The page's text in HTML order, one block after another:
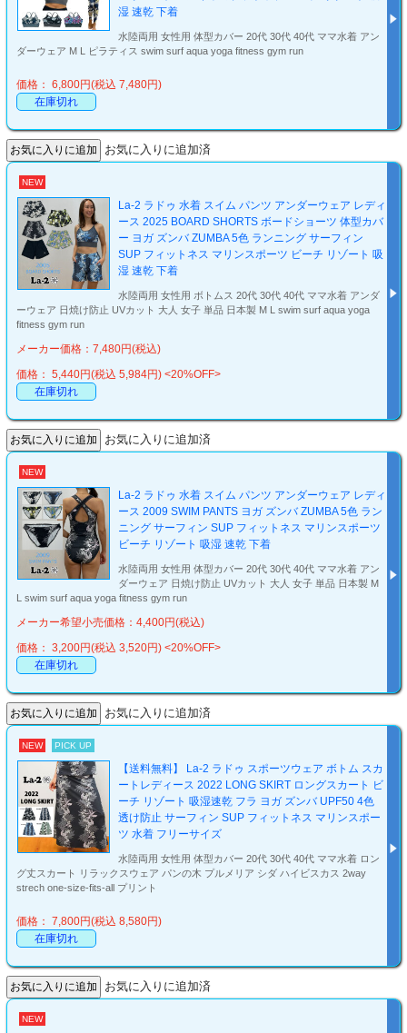
湿 速乾 下着
水陸両用 女性用 体型カバー 20代 30代 40代 ママ水着 アン
ダーウェア M L ピラティス swim surf aqua yoga fitness gym run
価格： 6,800円(税込 7,480円)
在庫切れ
お気に入りに追加済
NEW
La-2 ラドゥ 水着 スイム パンツ アンダーウェア レディ
ース 2025 BOARD SHORTS ボードショーツ 体型カバ
ー ヨガ ズンバ ZUMBA 5色 ランニング サーフィン
SUP フィットネス マリンスポーツ ビーチ リゾート 吸
湿 速乾 下着
水陸両用 女性用 ボトムス 20代 30代 40代 ママ水着 アンダ
ーウェア 日焼け防止 UVカット 大人 女子 単品 日本製 M L swim surf aqua yoga
fitness gym run
メーカー価格：7,480円(税込)
価格： 5,440円(税込 5,984円) <20%OFF>
在庫切れ
お気に入りに追加済
NEW
La-2 ラドゥ 水着 スイム パンツ アンダーウェア レディ
ース 2009 SWIM PANTS ヨガ ズンバ ZUMBA 5色 ラン
ニング サーフィン SUP フィットネス マリンスポーツ
ビーチ リゾート 吸湿 速乾 下着
水陸両用 女性用 体型カバー 20代 30代 40代 ママ水着 アン
ダーウェア 日焼け防止 UVカット 大人 女子 単品 日本製 M
L swim surf aqua yoga fitness gym run
メーカー希望小売価格：4,400円(税込)
価格： 3,200円(税込 3,520円) <20%OFF>
在庫切れ
お気に入りに追加済
NEW PICK UP
【送料無料】 La-2 ラドゥ スポーツウェア ボトム スカ
ートレディース 2022 LONG SKIRT ロングスカート ビ
ーチ リゾート 吸湿速乾 フラ ヨガ ズンバ UPF50 4色
透け防止 サーフィン SUP フィットネス マリンスポー
ツ 水着 フリーサイズ
水陸両用 女性用 体型カバー 20代 30代 40代 ママ水着 ロン
グ丈スカート リラックスウェア パンの木 プルメリア シダ ハイビスカス 2way
strech one-size-fits-all プリント
価格： 7,800円(税込 8,580円)
在庫切れ
お気に入りに追加済
NEW